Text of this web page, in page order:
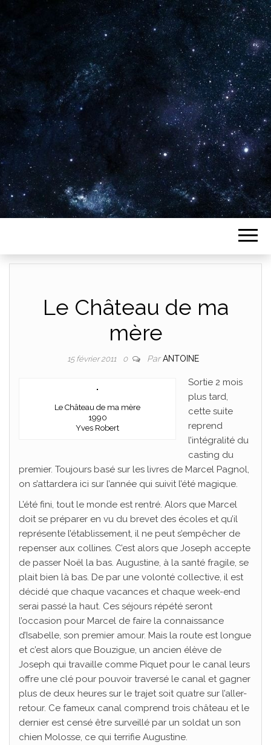
Plus de 2800 critiques de films
Le Château de ma
mère
15 février 2011 0 ParANTOINE
Le Château de ma mère
1990
Yves Robert
Sortie 2 mois
plus tard,
cette suite
reprend
l’intégralité du
casting du
premier. Toujours basé sur les livres de Marcel Pagnol,
on s’attardera ici sur l’année qui suivit l’été magique.
L’été fini, tout le monde est rentré. Alors que Marcel
doit se préparer en vu du brevet des écoles et qu’il
représente l’établissement, il ne peut s’empêcher de
repenser aux collines. C’est alors que Joseph accepte
de passer Noël la bas. Augustine, à la santé fragile, se
plait bien là bas. De par une volonté collective, il est
décidé que chaque vacances et chaque week-end
serai passé la haut. Ces séjours répété seront
l’occasion pour Marcel de faire la connaissance
d’Isabelle, son premier amour. Mais la route est longue
et c’est alors que Bouzigue, un ancien élève de
Joseph qui travaille comme Piquet pour le canal leurs
offre une clé pour pouvoir traversé le canal et gagner
plus de deux heures sur le trajet soit quatre sur l’aller-
retour. Ce fameux canal comprend trois château et le
dernier est censé être surveillé par un soldat un son
chien Molosse, ce qui terrifie Augustine.